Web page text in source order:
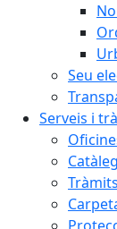
Seu
Serveis i